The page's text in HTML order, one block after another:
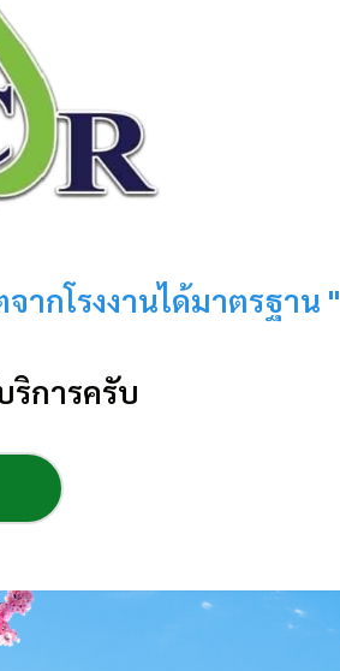
กโรงงานได้มาตรฐาน "
การครับ